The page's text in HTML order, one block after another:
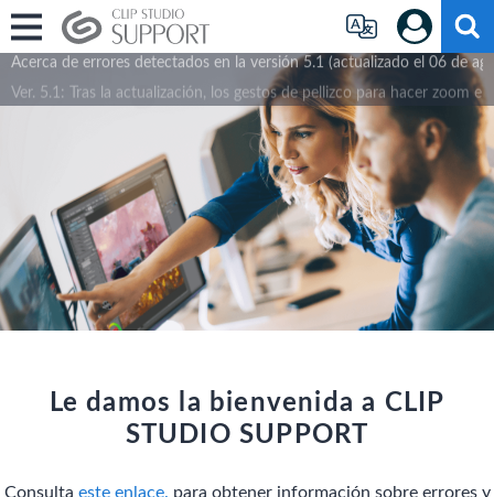
Acerca de errores detectados en la versión 5.1 (actualizado el 06 de
Ver. 5.1: Tras la actualización, los gestos de pellizco para hacer zoom
Le damos la bienvenida a CLIP
STUDIO SUPPORT
Consulta este enlace. para obtener información sobre errores y